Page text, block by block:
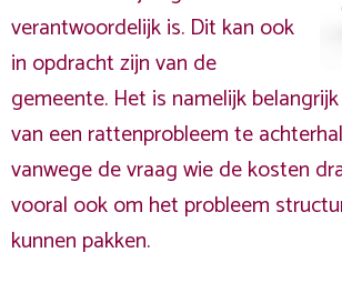
verantwoordelijk is. Dit kan ook
in opdracht zijn van de
gemeente. Het is namelijk
van een rattenprobleem te
vanwege de vraag wie de kosten
vooral ook om het probleem
kunnen pakken.